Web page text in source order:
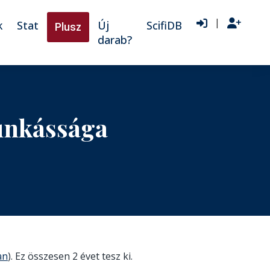
Stat Plusz
Új
darab?
ScifiDB |
). Ez összesen 2 évet tesz ki.